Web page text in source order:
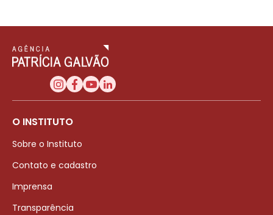
O INSTITUTO
Sobre o Instituto
Contato e cadastro
Imprensa
Transparência